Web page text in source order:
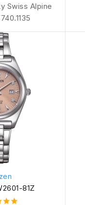
Swiss Alpine
81Z